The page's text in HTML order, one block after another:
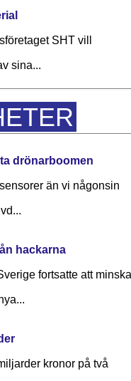
SHT vill
sina...
drönarboomen
än vi någonsin
hackarna
fortsatte att minska
kronor på två